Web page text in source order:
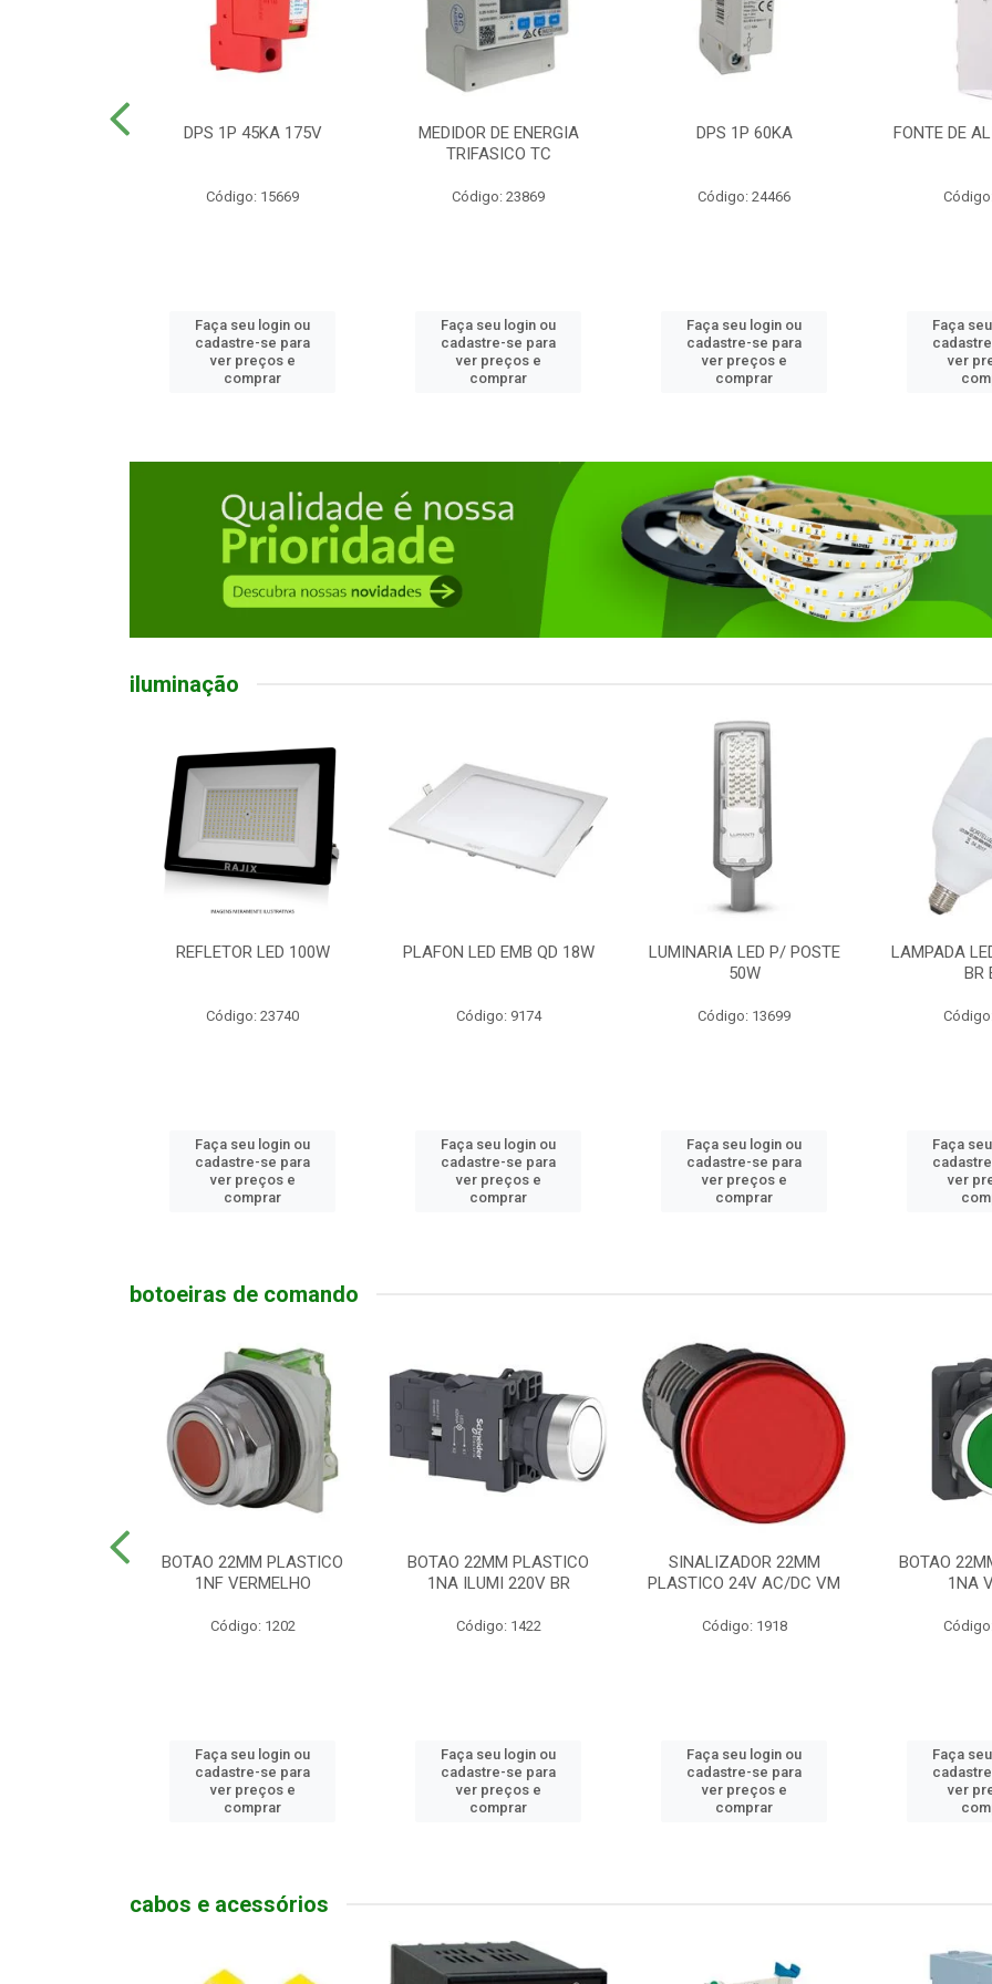
DPS 1P 45KA 175V
Código: 15669
Faça seu login ou
cadastre-se para
ver preços e
comprar
MEDIDOR DE ENERGIA
TRIFASICO TC
Código: 23869
Faça seu login ou
cadastre-se para
ver preços e
comprar
DPS 1P 60KA
Código: 24466
Faça seu login ou
cadastre-se para
ver preços e
comprar
FONTE DE
Faça
ver
iluminação
PLAFON LED EMB QD 18W
Código: 9174
Faça seu login ou
cadastre-se para
ver preços e
comprar
LUMINARIA LED P/ POSTE
Código: 13699
Faça seu login ou
cadastre-se para
ver preços e
comprar
LAMPADA LED BULBO 50W
BR E27
Código: 10686
Faça seu login ou
cadastre-se para
ver preços e
comprar
Faça
ver
botoeiras de comando
BOTAO 22MM PLASTICO
1NF VERMELHO
Código: 1202
Faça seu login ou
cadastre-se para
ver preços e
comprar
BOTAO 22MM PLASTICO
1NA ILUMI 220V BR
Código: 1422
Faça seu login ou
cadastre-se para
ver preços e
comprar
SINALIZADOR 22MM
PLASTICO 24V AC/DC VM
Código: 1918
Faça seu login ou
cadastre-se para
ver preços e
comprar
BOTAO
1NA
Faça
ver
cabos e acessórios